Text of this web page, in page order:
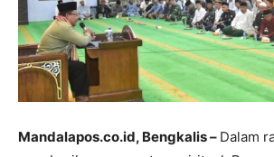
Mandalapos.co.id, Bengkalis – Dalam